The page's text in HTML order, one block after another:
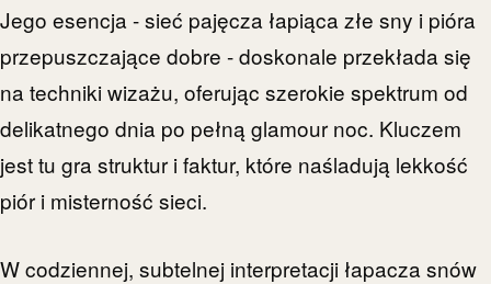
Jego esencja - sieć pajęcza łapiąca złe sny i pióra
przepuszczające dobre - doskonale przekłada się
na techniki wizażu, oferując szerokie spektrum od
delikatnego dnia po pełną glamour noc. Kluczem
jest tu gra struktur i faktur, które naśladują lekkość
piór i misterność sieci.
W codziennej, subtelnej interpretacji łapacza snów